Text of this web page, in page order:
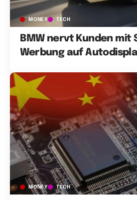
MONEY TECH
BMW nervt Kunden mit
Werbung auf
MONEY TECH